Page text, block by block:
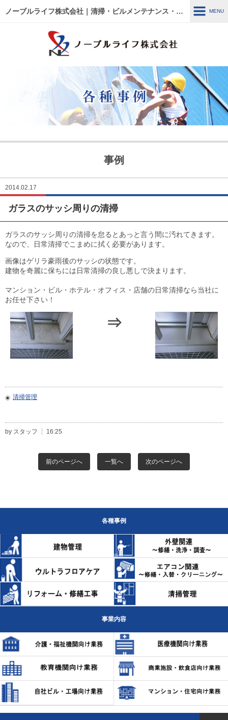
ノーブルライフ株式会社｜清掃・ビルメンテナンス・施設管理・改修工事｜大阪・兵庫・京都・滋賀・東京 MENU
各種事例
ノーブルライフの強み・特徴
ウルトラフロアケア
エアコン関連 ～修繕・入
リフォーム・修繕工事
目安・価格表
スタッフ紹介
事例
2014.02.17
ガラスのサッシ周りの清掃
ガラスのサッシ周りの清掃を怠るとあっと言う間に汚れてきます。
なので、日常清掃でこまめに拭く必要があります。
画像はゲリラ豪雨後のサッシの状態です。
建物を奇麗に保ちには日常清掃の良し悪しで決まります。
マンション・ビル・ホテル・オフィス・店舗の日常清掃なら当社に
お任せ下さい！
⇒
清掃管理
by スタッフ 16:25
前のページへ 一覧へ 次のページへ
各種事例
事業内容